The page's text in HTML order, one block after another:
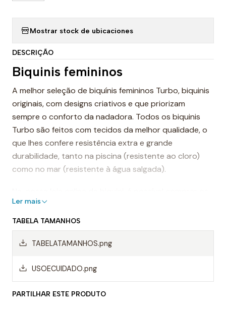
Mostrar stock de ubicaciones
DESCRIÇÃO
Biquinis femininos
A melhor seleção de biquínis femininos Turbo, biquinis
originais, com designs criativos e que priorizam
sempre o conforto da nadadora. Todos os biquinis
Turbo são feitos com tecidos da melhor qualidade, o
que lhes confere resistência extra e grande
durabilidade, tanto na piscina (resistente ao cloro)
como no mar (resistente à água salgada).
conjuntos, produtos que combinam a peça de cima e
de baixo (parte de cima e calcinha), mas também é
possível comprar as peças de biquini separadamente.
Biquinis de natação femininos
Os biquinis Turbo são especialmente projetados para
desportos, pois o seu suporte é perfeito para todos
os tipos de desportos. Na nossa loja de biquinis de
Ler mais
TABELA TAMANHOS
TABELATAMANHOS.png
USOECUIDADO.png
PARTILHAR ESTE PRODUTO